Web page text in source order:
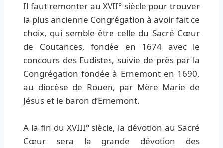
Il faut remonter au XVII° siècle pour trouver
la plus ancienne Congrégation à avoir fait ce
choix, qui semble être celle du Sacré Cœur
de Coutances, fondée en 1674 avec le
concours des Eudistes, suivie de près par la
Congrégation fondée à Ernemont en 1690,
au diocèse de Rouen, par Mère Marie de
Jésus et le baron d’Ernemont.
A la fin du XVIII° siècle, la dévotion au Sacré
Cœur sera la grande dévotion des